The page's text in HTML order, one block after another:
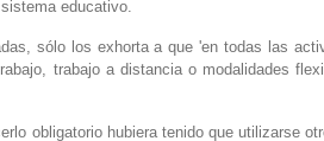
educativo.
sólo los exhorta a que 'en todas las
trabajo a distancia o modalidades
obligatorio hubiera tenido que utilizarse